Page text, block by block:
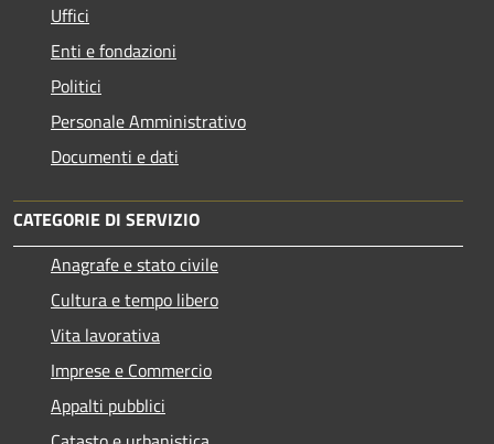
Uffici
Enti e fondazioni
Politici
Personale Amministrativo
Documenti e dati
CATEGORIE DI SERVIZIO
Anagrafe e stato civile
Cultura e tempo libero
Vita lavorativa
Imprese e Commercio
Appalti pubblici